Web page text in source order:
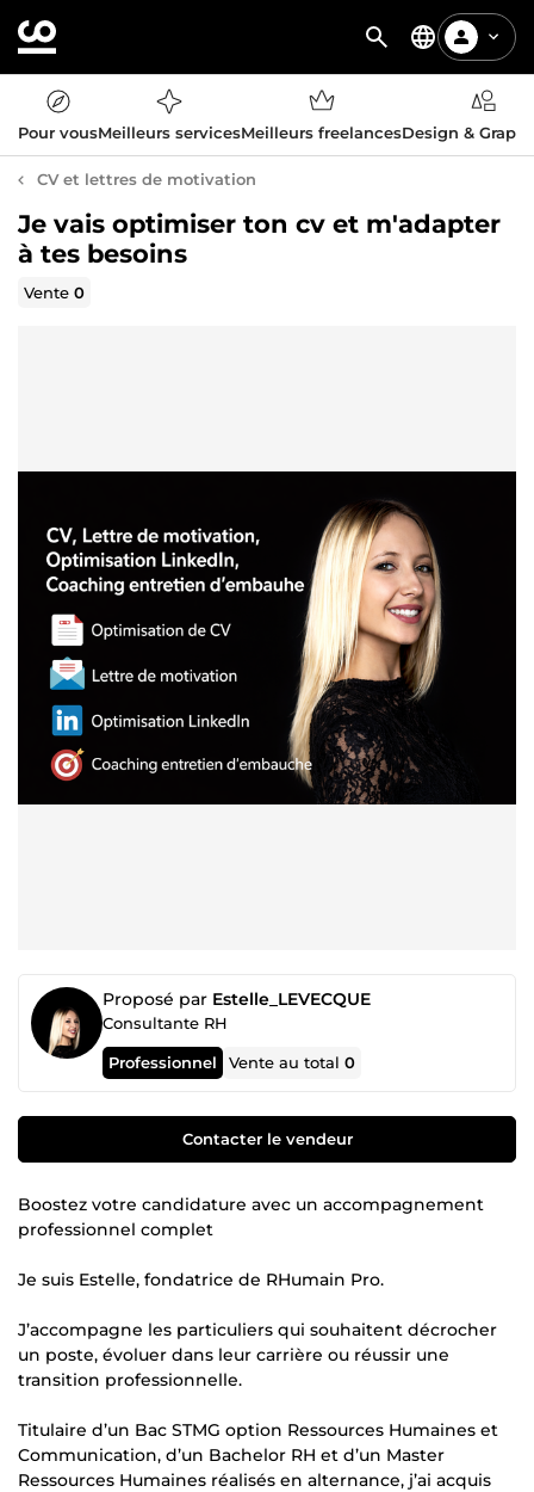
Pour vousMeilleurs servicesMeilleurs freelancesDesign &
CV et lettres de motivation
Je vais optimiser ton cv et m'adapter
à tes besoins
Vente0
Proposé par Estelle_LEVECQUE
Consultante RH
Professionnel Vente au total0
Contacter le vendeur
Boostez votre candidature avec un accompagnement
professionnel complet
Je suis Estelle, fondatrice de RHumain Pro.
J’accompagne les particuliers qui souhaitent décrocher
un poste, évoluer dans leur carrière ou réussir une
transition professionnelle.
Titulaire d’un Bac STMG option Ressources Humaines et
Communication, d’un Bachelor RH et d’un Master
Ressources Humaines réalisés en alternance, j’ai acquis